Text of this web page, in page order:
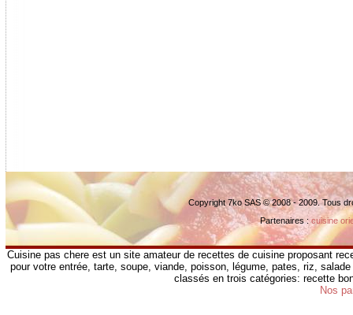
Copyright 7ko SAS © 2008 - 2009. Tous
Partenaires :cuisine
Cuisine pas chere est un site amateur de recettes de cuisine proposant
pour votre entrée, tarte, soupe, viande, poisson, légume, pates, riz,
classés en trois catégories: recette
Nos